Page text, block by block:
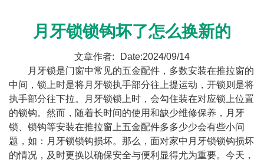
月牙锁锁钩坏了怎么换新的
文章作者:
Date:2024/09/14
月牙锁是门窗中常见的五金配件，多数安装在推拉窗的
中间，锁上时是将月牙锁执手部分往上提运动，开锁则是将
执手部分往下拉。月牙锁锁上时，会勾住装在对应锁上位置
的锁钩。然而，随着长时间的使用和缺少维修保养，月牙
锁、锁钩等安装在推拉窗上五金配件多多少少会有些小问
题，如：月牙锁锁钩损坏。那么，面对家中月牙锁锁钩损坏
的情况，及时更换以确保安全与便利显得尤为重要。今天，